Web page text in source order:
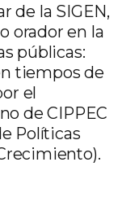
de la SIGEN,
orador en la
públicas:
tiempos de
el
de CIPPEC
Políticas